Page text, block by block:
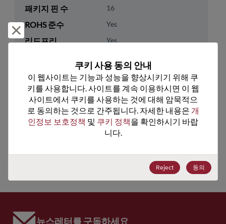
패키지 핀 수 16
ROHS 준수 Yes
리드프리 Yes
기술 카테고리 Analog & Mixed Signal
기술 하위 카테고리 Timing
기술 그룹 Clock Buffers & Drivers
8542.39.0060
ECCN EAR99
뉴스레터를 구독하세요
거부 및 닫기
쿠키 사용 동의 안내
이 웹사이트는 기능과 성능을 향상시키기 위해 쿠
키를 사용합니다. 사이트를 계속 이용하시면 이 웹
사이트에서 쿠키를 사용하는 것에 대해 암묵적으
로 동의하는 것으로 간주됩니다. 자세한 내용은 개
인정보 보호정책 및 쿠키 정책을 확인하시기 바랍
니다.
Reject 동의